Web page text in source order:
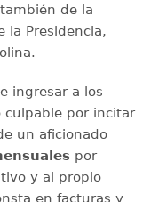
de la
la Presidencia,
ingresar a los
culpable por incitar
un aficionado
por
y al propio
en facturas y